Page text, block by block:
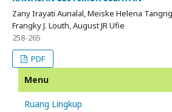
Zany Irayati Aunalal, Meiske Helena
Frangky J. Louth, August JR Ufie
258-265
PDF
Menu
Ruang Lingkup